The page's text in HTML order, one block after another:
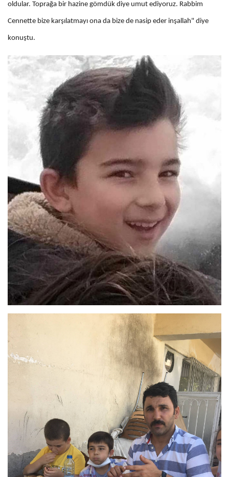
oldular. Toprağa bir hazine gömdük diye umut ediyoruz. Rabbim
Cennette bize karşılatmayı ona da bize de nasip eder inşallah" diye
konuştu.